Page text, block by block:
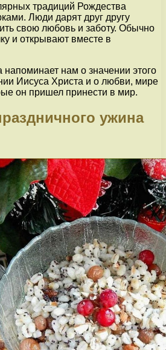
традиций Рождества
Люди дарят друг другу
свою любовь и заботу. Обычно
и открывают вместе в
нам о значении этого
Иисуса Христа и о любви, мире
он пришел принести в мир.
ужина